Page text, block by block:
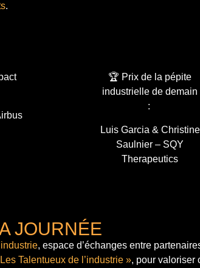
.
🏆 Prix de la pépite
industrielle de demain
:
Luis Garcia & Christine
Saulnier – SQY
Therapeutics
JOURNÉE
, espace d’échanges entre
Talentueux de l’industrie », pour valoriser